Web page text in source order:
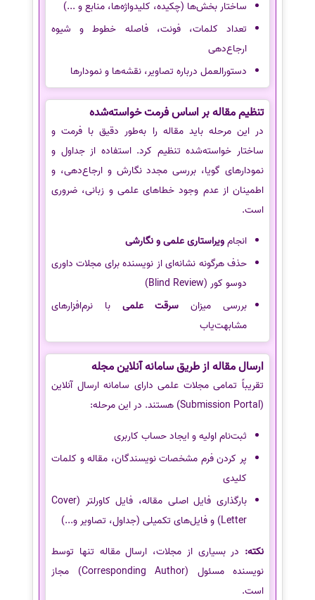
ساختار بخش‌ها (چکیده، کلیدواژه‌ها، منابع و ...)
تعداد کلمات، فونت، فاصله خطوط و شیوه
ارجاع‌دهی
دستورالعمل درباره تصاویر، نقشه‌ها و نمودارها
تنظیم مقاله بر اساس فرمت خواسته‌شده
در این مرحله باید مقاله را به‌طور دقیق با فرمت و
ساختار خواسته‌شده تنظیم کرد. استفاده از جداول و
نمودارهای گویا، بررسی مجدد نگارش و ارجاع‌دهی، و
اطمینان از عدم وجود خطاهای علمی و زبانی، ضروری
است.
انجامویراستاری علمی و نگارشی
حذف هرگونه نشانه‌ای از نویسنده برای مجلات داوری
دوسو کور (Blind Review)
بررسی میزان سرقت علمی با نرم‌افزارهای
مشابهت‌یاب
ارسال مقاله از طریق سامانه آنلاین مجله
تقریباً تمامی مجلات علمی دارای سامانه ارسال آنلاین
(Submission Portal) هستند. در این مرحله:
ثبت‌نام اولیه و ایجاد حساب کاربری
پر کردن فرم مشخصات نویسندگان، مقاله و کلمات
کلیدی
بارگذاری فایل اصلی مقاله، فایل کاورلتر (Cover
Letter) و فایل‌های تکمیلی (جداول، تصاویر و...)
نکته: در بسیاری از مجلات، ارسال مقاله تنها توسط
نویسنده مسئول (Corresponding Author) مجاز
است.